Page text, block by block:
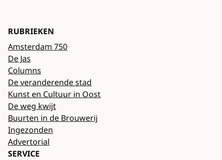
RUBRIEKEN
Amsterdam 750
De Jas
Columns
De veranderende stad
Kunst en Cultuur in Oost
De weg kwijt
Buurten in de Brouwerij
Ingezonden
Advertorial
SERVICE